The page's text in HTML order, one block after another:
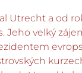
Utrecht a od
Jeho velký